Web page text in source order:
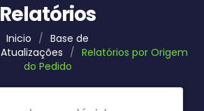
Relatórios
Inicio / Base de
Atualizações / Relatórios por Origem
do Pedido